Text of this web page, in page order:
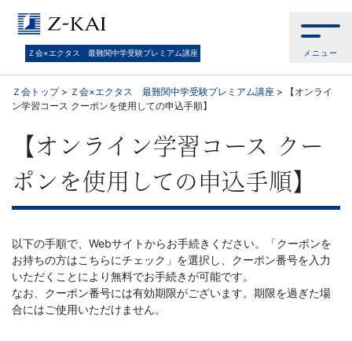
Ｚ
×
ク
タ
ス
最
難
Ｚ会×エクタス 最難関中学受験プレミアム講座 メニュー
Ｚ会トップ> Ｚ会×エクタス 最難関中学受験プレミアム講座 >
【オンライ
ン学習コース クーポンを使用しての申込手順】
【オンライン学習コース クー
ポンを使用しての申込手順】
以下の手順で、Webサイトからお手続きください。「クーポンを
お持ちの方はこちらにチェック」を選択し、クーポン番号を入力
いただくことにより無料でお手続きが可能です。
なお、クーポン番号には有効期限がございます。期限を過ぎた場
合にはご使用いただけません。